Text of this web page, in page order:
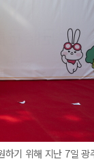
기 위해 지난 7일 광